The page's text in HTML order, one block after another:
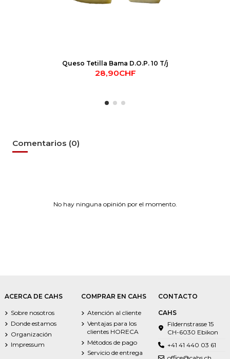
Queso Tetilla Bama D.O.P. 10 T/j
28,90CHF
Comentarios (0)
No hay ninguna opinión por el momento.
ACERCA DE CAHS
Sobre nosotros
Donde estamos
Organización
Impressum
COMPRAR EN CAHS
Atención al cliente
Ventajas para los
clientes HORECA
Métodos de pago
Servicio de entrega
CONTACTO
CAHS
Fildernstrasse 15
CH-6030 Ebikon
+41 41 440 03 61